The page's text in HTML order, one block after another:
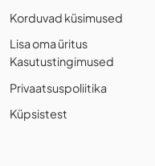
Korduvad küsimused
Lisa oma üritus
Kasutustingimused
Privaatsuspoliitika
Küpsistest